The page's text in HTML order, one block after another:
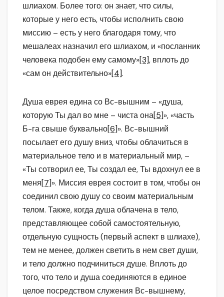
шлиахом. Более того: он знает, что силы,
которые у него есть, чтобы исполнить свою
миссию – есть у него благодаря тому, что
мешалеах назначил его шлиахом, и «посланник
человека подобен ему самому»[3], вплоть до
«сам он действительно»[4].
Душа еврея едина со Вс-вышним – «душа,
которую Ты дал во мне – чиста она[5]», «часть
Б-га свыше буквально[6]». Вс-вышний
посылает его душу вниз, чтобы облачиться в
материальное тело и в материальный мир, –
«Ты сотворил ее, Ты создал ее, Ты вдохнул ее в
меня[7]». Миссия еврея состоит в том, чтобы он
соединил свою душу со своим материальным
телом. Также, когда душа облачена в тело,
представляющее собой самостоятельную,
отдельную сущность (первый аспект в шлиахе),
тем не менее, должен светить в нем свет души,
и тело должно подчиниться душе. Вплоть до
того, что тело и душа соединяются в единое
целое посредством служения Вс-вышнему,